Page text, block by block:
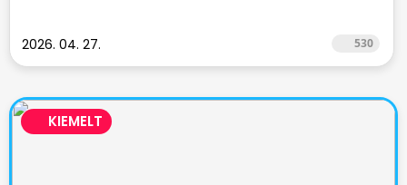
2026. 04. 27. 530
KIEMELT